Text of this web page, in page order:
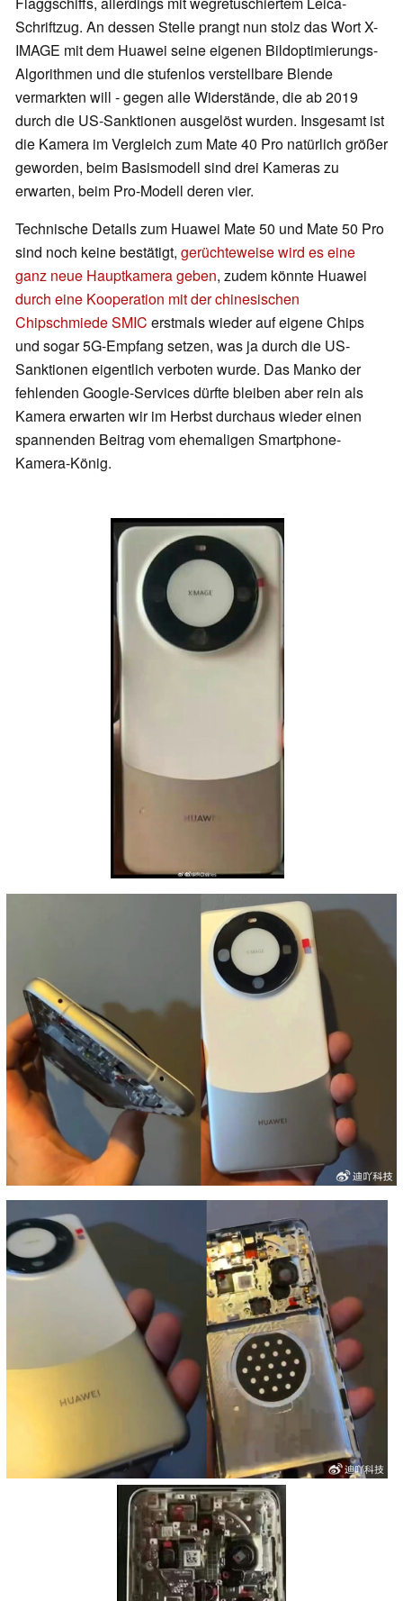
Schriftzug. An dessen Stelle prangt nun stolz das Wort X-
IMAGE mit dem Huawei seine eigenen Bildoptimierungs-
Algorithmen und die stufenlos verstellbare Blende
vermarkten will - gegen alle Widerstände, die ab 2019
durch die US-Sanktionen ausgelöst wurden. Insgesamt ist
die Kamera im Vergleich zum Mate 40 Pro natürlich größer
geworden, beim Basismodell sind drei Kameras zu
erwarten, beim Pro-Modell deren vier.
Technische Details zum Huawei Mate 50 und Mate 50 Pro
sind noch keine bestätigt, gerüchteweise wird es eine
ganz neue Hauptkamera geben, zudem könnte Huawei
durch eine Kooperation mit der chinesischen
Chipschmiede SMIC erstmals wieder auf eigene Chips
und sogar 5G-Empfang setzen, was ja durch die US-
Sanktionen eigentlich verboten wurde. Das Manko der
fehlenden Google-Services dürfte bleiben aber rein als
Kamera erwarten wir im Herbst durchaus wieder einen
spannenden Beitrag vom ehemaligen Smartphone-
Kamera-König.